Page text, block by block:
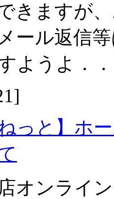
きますが
ール返信
ようよ．
ねっと】ホ
オンライ